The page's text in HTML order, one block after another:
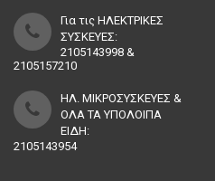
Για τις ΗΛΕΚΤΡΙΚΕΣ
ΣΥΣΚΕΥΕΣ:
2105143998 &
2105157210
ΗΛ. ΜΙΚΡΟΣΥΣΚΕΥΕΣ &
ΟΛΑ ΤΑ ΥΠΟΛΟΙΠΑ
ΕΙΔΗ:
2105143954